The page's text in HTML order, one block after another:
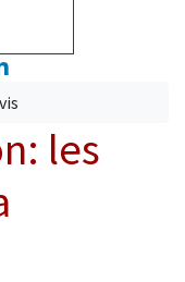
Linkedin
les